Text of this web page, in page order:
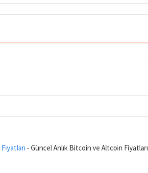
- Güncel Anlık Bitcoin ve Altcoin Fiyatları